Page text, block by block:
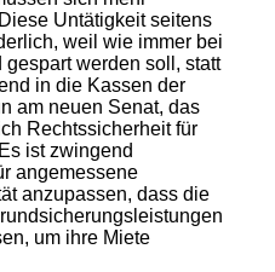
Untätigkeit seitens
weil wie immer bei
werden soll, statt
in die Kassen der
am neuen Senat, das
Rechtssicherheit für
ist zwingend
angemessene
anzupassen, dass die
um ihre Miete